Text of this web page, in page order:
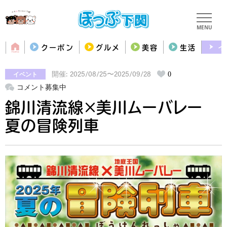
MENU
クーポン グルメ 美容 生活
イベント 開催: 2025/08/25〜2025/09/28
0
コメント募集中
錦川清流線×美川ムーバレー
夏の冒険列車